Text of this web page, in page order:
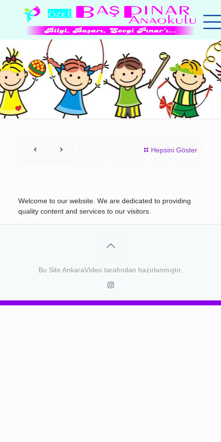
Hepsini Göster
Welcome to our website. We are dedicated to providing
quality content and services to our visitors.
Bu Site AnkaraVideo tarafından hazırlanmıştır.